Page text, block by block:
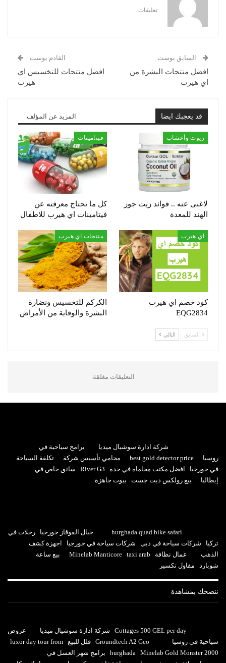
تعليقات
السابق بوست
افضل منتجات البشرة من
اي هيرب
القادم بوست
افضل منتجات للتخسيس اي
هيرب
قد يعجبك ايضا المزيد عن المؤلف
زيوت وأعشاب
لاغنى عنه .. فوائد زيت جوز
الهند للمعدة
فيتامينات
كل ما تحتاج معرفته عن
فيتامينات اي هيرب للاطفال
اي هيرب
كود خصم اي هيرب
EQG2834
منتجات اي هيرب
الكركم للتخسيس ونضارة
البشرة والوقاية من الأمراض
السابق التالي
التعليقات مغلقة.
شركة ادارة سوشيال ميديا
برامج سياحية في
روسيا
best gold detector price محامي تأسيس شركة
تكلفة السياحة
في جورجيا
افضل مكتب محاماه في جدة River G3
سائق خاص في
إيطاليا
بيع رولكس ديت جست بيوت جاهزة
hurghada quad bike safari جبال القوقاز جورجيا
رحلات في
تركيا
شركات سياحة في دبي شركات سياحة في جورجيا
اجهزة كشف
الذهب
عمال نظافة Minelab Manticore taxi arab
بيع ساعة
شوبارد
مقاول تكسير
ننصحك بمشاهدة
Cottages 500 GEL per day شركة ادارة سوشيال ميديا
عروض
سياحية في روسيا
Groundtech A2 Geo فلل للبيع luxor day tour from
hurghada Minelab Gold Monster 2000
برامج شهر العسل في